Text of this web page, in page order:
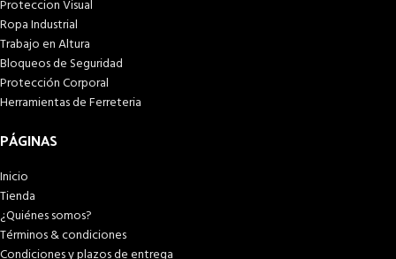
Proteccion Visual
Ropa Industrial
Trabajo en Altura
Bloqueos de Seguridad
Protección Corporal
Herramientas de Ferreteria
PÁGINAS
Inicio
Tienda
¿Quiénes somos?
Términos & condiciones